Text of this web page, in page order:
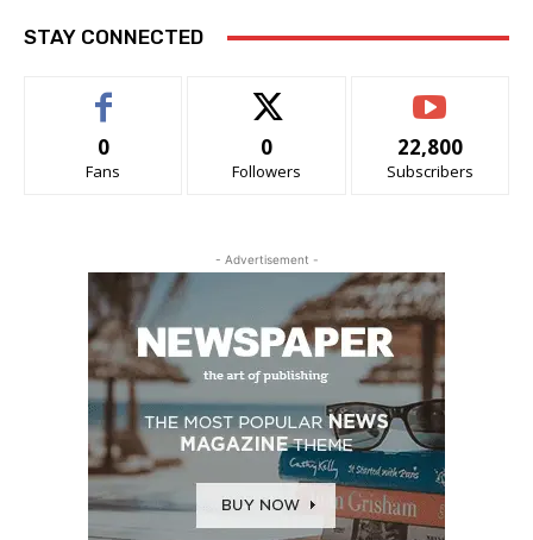
STAY CONNECTED
0
Fans
0
Followers
22,800
Subscribers
- Advertisement -